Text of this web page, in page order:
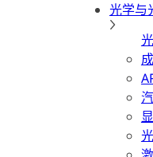
光学与